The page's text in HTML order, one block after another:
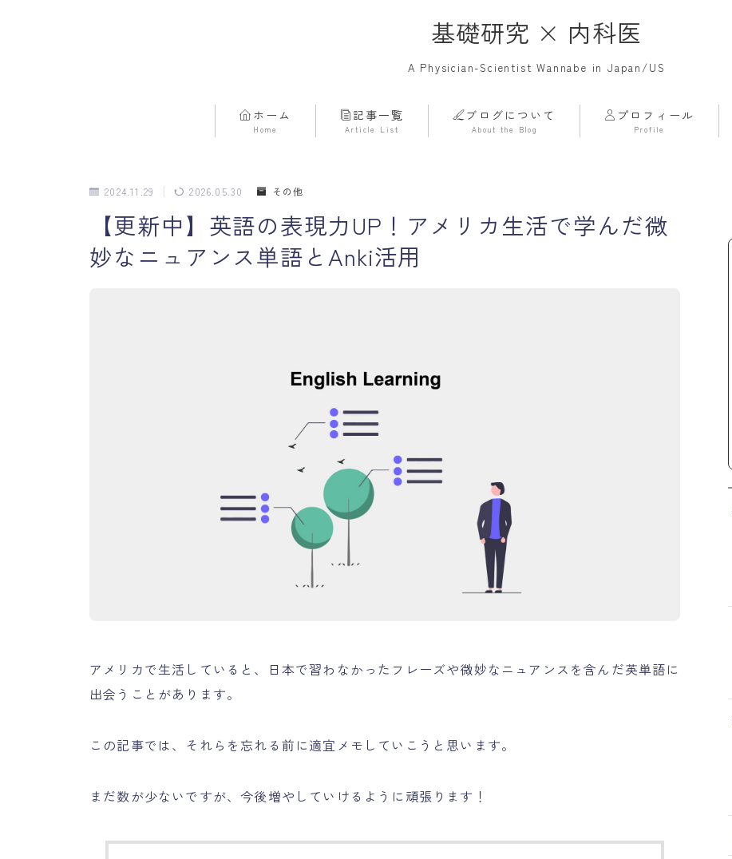
基礎研究 × 内科医
A Physician-Scientist Wannabe in Japan/US
ホーム
Home
記事一覧
Article List
ブログについて
About the Blog
プロフィール
Profile
基礎研究 Basic Science
お問い合わせ
2024.11.29 2026.05.30 その他
【更新中】英語の表現力UP！アメリカ生活で学んだ微
妙なニュアンス単語とAnki活用
アメリカで生活していると、日本で習わなかったフレーズや微妙なニュアンスを含んだ英単語に
出会うことがあります。
この記事では、それらを忘れる前に適宜メモしていこうと思います。
まだ数が少ないですが、今後増やしていけるように頑張ります！